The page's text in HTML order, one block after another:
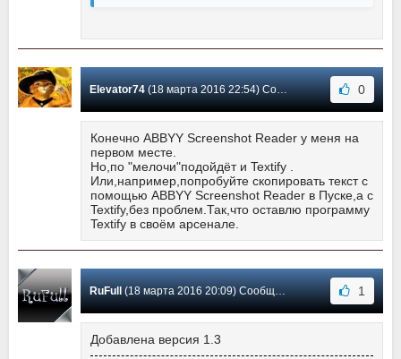
Elevator74(18 марта 2016 22:54) Сообщение #6 0
Конечно ABBYY Screenshot Reader у меня на
первом месте.
Но,по "мелочи"подойдёт и Textify .
Или,например,попробуйте скопировать текст с
помощью ABBYY Screenshot Reader в Пуске,а с
Textify,без проблем.Так,что оставлю программу
Textify в своём арсенале.
RuFull(18 марта 2016 20:09) Сообщение #5 1
Добавлена версия 1.3